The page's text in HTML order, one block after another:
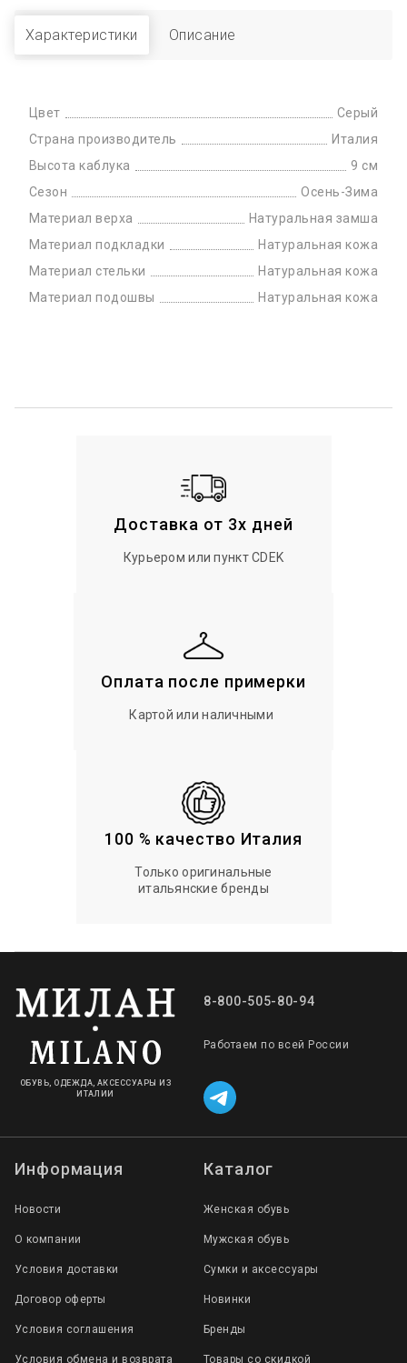
Характеристики Описание
Цвет
Серый
Страна производитель
Италия
Высота каблука
9 см
Сезон
Осень-Зима
Материал верха
Натуральная замша
Материал подкладки
Натуральная кожа
Материал стельки
Натуральная кожа
Материал подошвы
Натуральная кожа
Доставка от 3х дней
Курьером или пункт CDEK
Оплата после примерки
Картой или наличными
100 % качество Италия
Только оригинальные
итальянские бренды
ОБУВЬ, ОДЕЖДА, АКСЕССУАРЫ ИЗ
ИТАЛИИ
8-800-505-80-94
Работаем по всей России
Информация
Новости
О компании
Условия доставки
Договор оферты
Условия соглашения
Условия обмена и возврата
Каталог
Женская обувь
Мужская обувь
Сумки и аксессуары
Новинки
Бренды
Товары со скидкой